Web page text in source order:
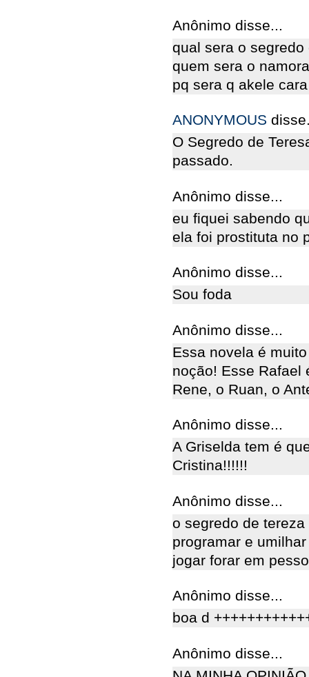
Anônimo disse...
qual sera o
quem sera o
pq sera q akele
ANONYMOUS
O Segredo de
passado.
Anônimo disse...
eu fiquei sabendo
ela foi prostituta no
Anônimo disse...
Sou foda
Anônimo disse...
Essa novela é
noção! Esse Rafael
Rene, o Ruan, o
Anônimo disse...
A Griselda tem é
Cristina!!!!!!
Anônimo disse...
o segredo de
programar e
jogar forar em
Anônimo disse...
boa d
Anônimo disse...